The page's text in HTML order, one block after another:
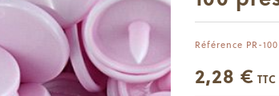
Référence PR-
2,28 € TTC